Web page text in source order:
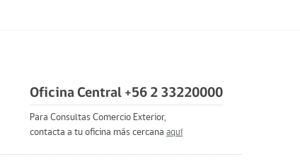
Oficina Central +56 2 33220000
Para Consultas Comercio Exterior,
contacta a tu oficina más cercana aquí